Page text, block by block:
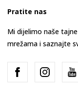
Pratite nas
Mi dijelimo naše
mrežama i saznajte